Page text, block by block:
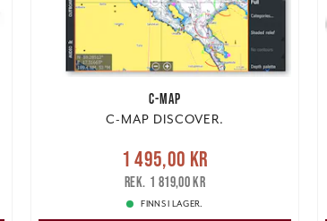
C-MAP
C-MAP DISCOVER.
Nuvarande pris
1 495,00 krTidigare pris
1 819,00 kr
1 495,00 kr
1 819,00 kr
FINNS I LAGER.